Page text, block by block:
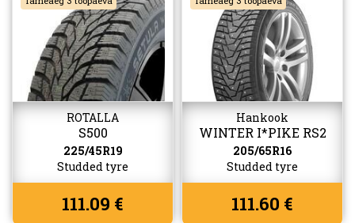
ROTALLA
S500
225/45R19
Studded tyre
111.09 €
Hankook
WINTER I*PIKE RS2
(W429)
205/65R16
Studded tyre
111.60 €